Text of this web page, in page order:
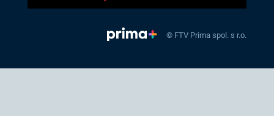
© FTV Prima spol. s r.o.